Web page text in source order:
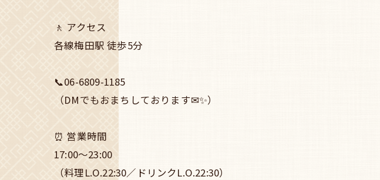
🚶 アクセス
各線梅田駅 徒歩5分
📞06-6809-1185
（DMでもおまちしております✉✨）
⏰ 営業時間
17:00〜23:00
（料理L.O.22:30／ドリンクL.O.22:30）